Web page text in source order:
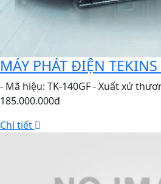
MÁY PHÁT ĐIỆN
- Mã hiệu: TK-140GF - Xuất xứ
185.000.000đ
Chi tiết